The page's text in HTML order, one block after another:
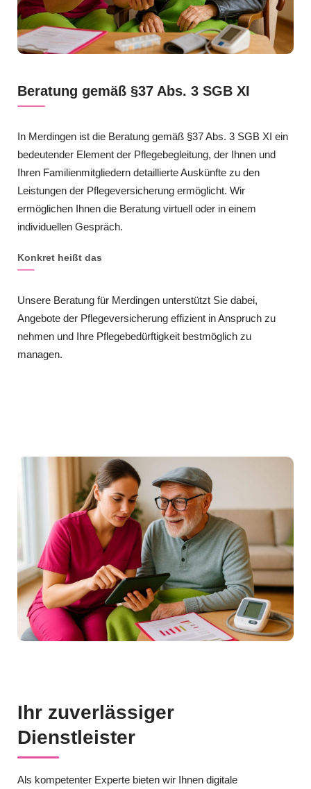
Beratung gemäß §37 Abs. 3 SGB XI
In Merdingen ist die Beratung gemäß §37 Abs. 3 SGB XI ein
bedeutender Element der Pflegebegleitung, der Ihnen und
Ihren Familienmitgliedern detaillierte Auskünfte zu den
Leistungen der Pflegeversicherung ermöglicht. Wir
ermöglichen Ihnen die Beratung virtuell oder in einem
individuellen Gespräch.
Konkret heißt das
Unsere Beratung für Merdingen unterstützt Sie dabei,
Angebote der Pflegeversicherung effizient in Anspruch zu
nehmen und Ihre Pflegebedürftigkeit bestmöglich zu
managen.
Ihr zuverlässiger
Dienstleister
Als kompetenter Experte bieten wir Ihnen digitale